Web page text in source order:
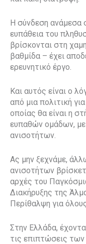
Η σύνδεση ανάμεσα
ευπάθεια του
βρίσκονται στη
βαθμίδα – έχει
ερευνητικό έργο.
Και αυτός είναι ο
από μια πολιτική
οποίας θα είναι η
ευπαθών ομάδων,
ανισοτήτων.
Ας μην ξεχνάμε,
ανισοτήτων
αρχές του
Διακήρυξης της
Περίθαλψη για
Στην Ελλάδα,
τις επιπτώσεις